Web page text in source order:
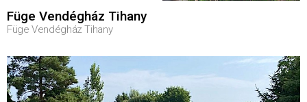
Füge Vendégház Tihany
Füge Vendégház Tihany